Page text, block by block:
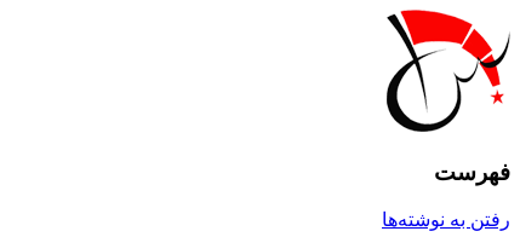
فهرست
رفتن به نوشته‌ها